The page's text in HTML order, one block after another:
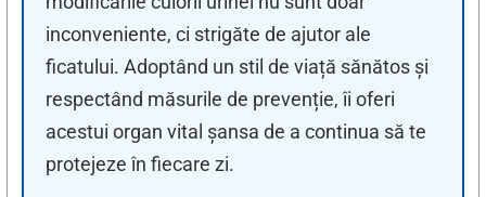
inconveniente, ci strigăte de ajutor ale
ficatului. Adoptând un stil de viață sănătos și
respectând măsurile de prevenție, îi oferi
acestui organ vital șansa de a continua să te
protejeze în fiecare zi.